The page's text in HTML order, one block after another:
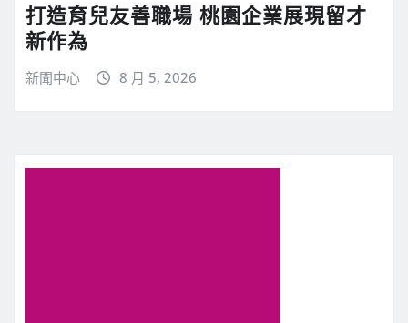
打造育兒友善職場 桃園企業展現留才
新作為
新聞中心 8 月 5, 2026